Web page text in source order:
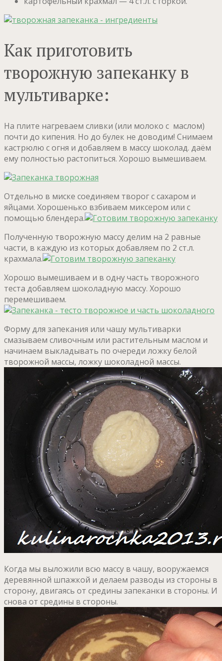
Как приготовить
творожную запеканку в
мультиварке:
На плите нагреваем сливки (или молоко с маслом)
почти до кипения. Но до булек не доводим! Снимаем
кастрюлю с огня и добавляем в массу шоколад. даём
ему полностью растопиться. Хорошо вымешиваем.
Отдельно в миске соединяем творог с сахаром и
яйцами. Хорошенько взбиваем миксером или с
помощью блендера.
Полученную творожную массу делим на 2 равные
части, в каждую из которых добавляем по 2 ст.л.
крахмала.
Хорошо вымешиваем и в одну часть творожного
теста добавляем шоколадную массу. Хорошо
перемешиваем.
Форму для запекания или чашу мультиварки
смазываем сливочным или растительным маслом и
начинаем выкладывать по очереди ложку белой
творожной массы, ложку шоколадной массы.
Когда мы выложили всю массу в чашу, вооружаемся
деревянной шпажкой и делаем разводы из стороны в
сторону, двигаясь от средины запеканки в стороны. И
снова от средины в стороны.